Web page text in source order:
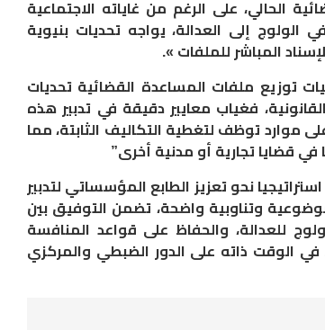
الحالي، على الرغم من غاياته الاجتماعية
الولوج إلى العدالة، يواجه تحديات بنيوية
المباشر للملفات ».
توزيع ملفات المساعدة القضائية تحديات
فغياب معايير دقيقة في تدبير هذه
توظف لتغطية التكاليف الثابتة، مما
قضايا تجارية أو مدنية أخرى”
نحو تعزيز الطابع المؤسساتي لتدبير
موضوعية وتناوبية واضحة، تضمن التوفيق بين
للعدالة، والحفاظ على قواعد المنافسة
في الوقت ذاته على الدور الضبطي والمركزي